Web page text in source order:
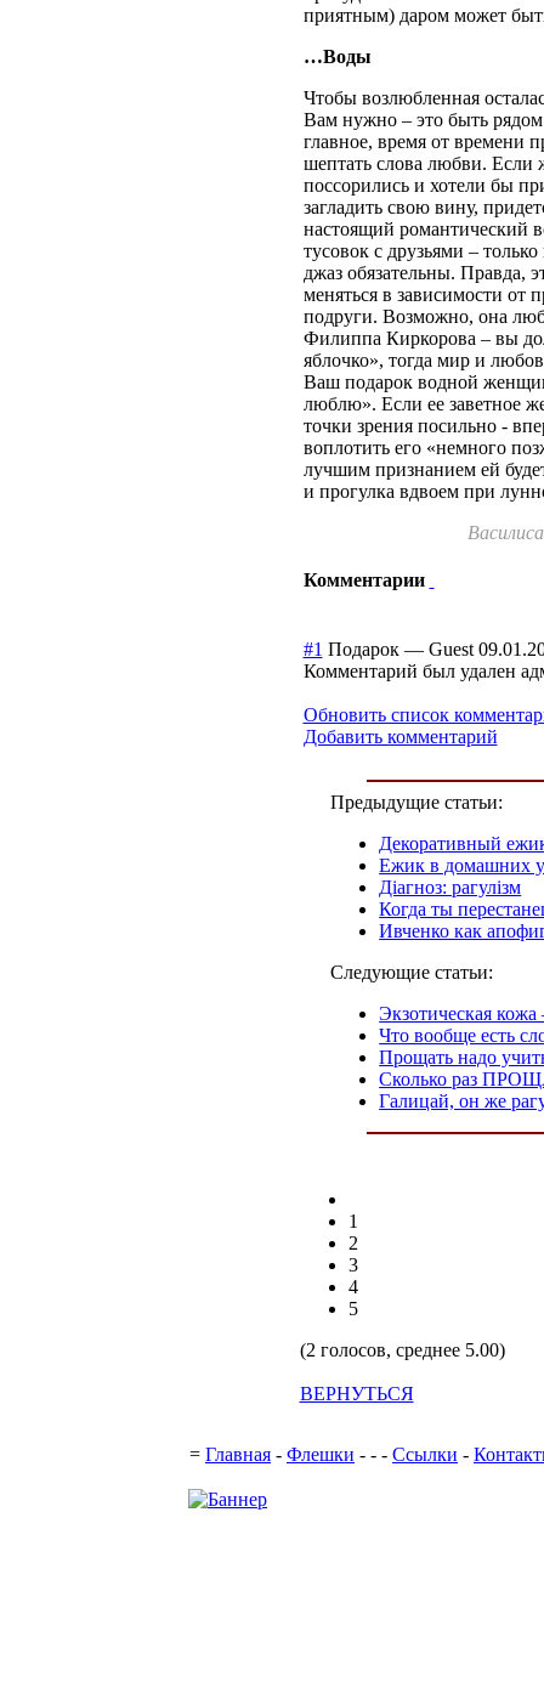
приятным) даром может
…Воды
Чтобы возлюбленная
Вам нужно – это быть
главное, время от времени
шептать слова любви. Если
поссорились и хотели бы
загладить свою вину,
настоящий романтический
тусовок с друзьями –
джаз обязательны. Правда,
меняться в зависимости от
подруги. Возможно, она
Филиппа Киркорова – вы
яблочко», тогда мир и
Ваш подарок водной
люблю». Если ее заветное
точки зрения посильно -
воплотить его «немного
лучшим признанием ей
и прогулка вдвоем при
Комментарии
#1 Подарок— Guest
Комментарий был удален
Обновить список
Добавить комментарий
Предыдущие статьи:
Декоративный
Ежик в домашних
Діагноз: рагулізм
Когда ты
Ивченко как
Следующие статьи:
Экзотическая
Что вообще есть
Прощать надо
Сколько раз
Галицай, он же
1
2
3
4
5
(2 голосов, среднее 5.00)
ВЕРНУТЬСЯ
= Главная - Флешки - - - Ссылки -